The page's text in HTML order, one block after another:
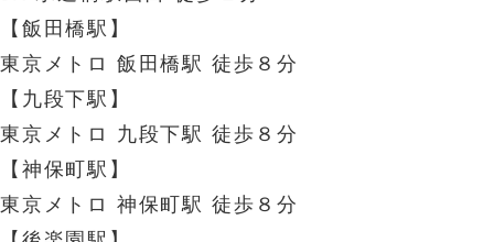
【飯田橋駅】
東京メトロ 飯田橋駅 徒歩８分
【九段下駅】
東京メトロ 九段下駅 徒歩８分
【神保町駅】
東京メトロ 神保町駅 徒歩８分